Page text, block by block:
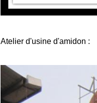
Atelier d'usine d'amidon :